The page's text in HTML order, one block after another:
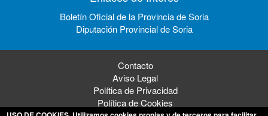
Boletín Oficial de la Provincia de Soria
Diputación Provincial de Soria
Contacto
Aviso Legal
Política de Privacidad
Política de Cookies